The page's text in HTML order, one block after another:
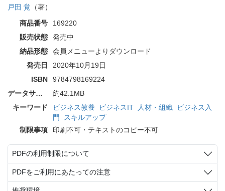
戸田 覚 （著）
商品番号
169220
販売状態
発売中
納品形態
会員メニューよりダウンロード
発売日
2020年10月19日
ISBN
9784798169224
データサイズ
約42.1MB
キーワード
ビジネス教養 ビジネスIT 人材・組織
ビジネス入
門
スキルアップ
制限事項
印刷不可・テキストのコピー不可
PDFの利用制限について
PDFをご利用にあたっての注意